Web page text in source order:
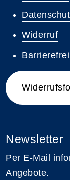
Widerruf
Newsletter
Per E-Mail
Angebote.